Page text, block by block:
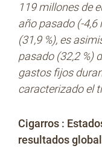
119 millones de
año pasado (-4,6
(31,9 %), es
pasado (32,2 %)
gastos fijos
caracterizado el
Cigarros :
resultados